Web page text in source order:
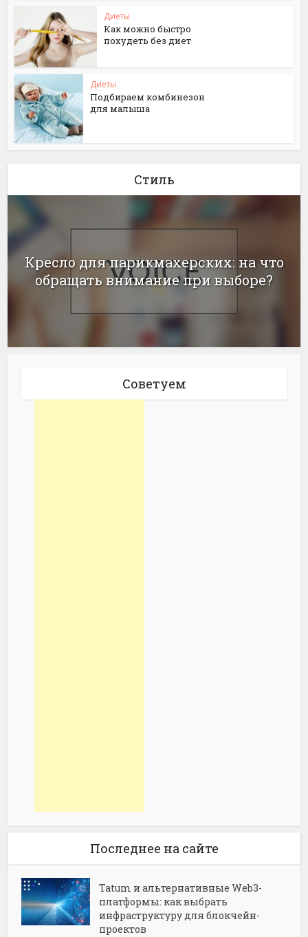
Диеты
Как можно быстро
похудеть без диет
Диеты
Подбираем комбинезон
для малыша
Стиль
Кресло для парикмахерских: на что
обращать внимание при выборе?
Советуем
Последнее на сайте
Tatum и альтернативные Web3-
платформы: как выбрать
инфраструктуру для блокчейн-
проектов